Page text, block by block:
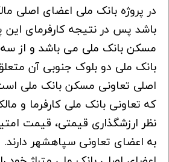
در پروژه بانک ملی اعضای اصلی
باشد پس در نتیجه کارفرمای این
مسکن بانک ملی می باشد و از سه
بانک ملی دو بلوک جنوبی آن
اصلی تعاونی مسکن بانک ملی
که تعاونی بانک ملی کارفرما و
نظر ارزشگذاری قیمتی، قیمت
به اعضای تعاونی سپاهشهر دارند.